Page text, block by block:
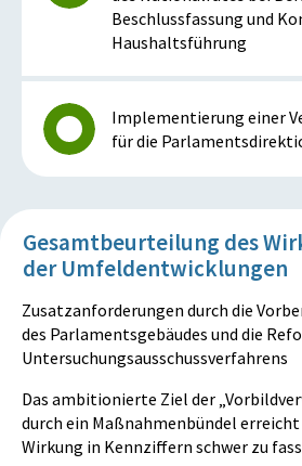
Beschlussfassung und
Haushaltsführung
Implementierung einer
für die
Gesamtbeurteilung des
der Umfeldentwicklungen
Zusatzanforderungen durch die
des Parlamentsgebäudes und die
Untersuchungsausschussverfahrens
Das ambitionierte Ziel der
durch ein Maßnahmenbündel erreicht
Wirkung in Kennziffern schwer zu